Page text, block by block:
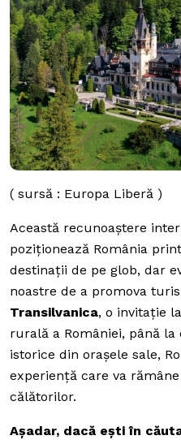
( sursă : Europa Liberă )
Această recunoaștere
poziționează România
destinații de pe glob, dar
noastre de a promova
Transilvanica, o invitație
rurală a României, până
istorice din orașele sale,
experiență care va
călătorilor.
Așadar, dacă ești în